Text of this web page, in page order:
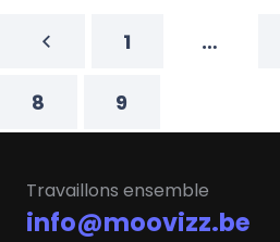
1 …
8 9
Travaillons ensemble
info@moovizz.be